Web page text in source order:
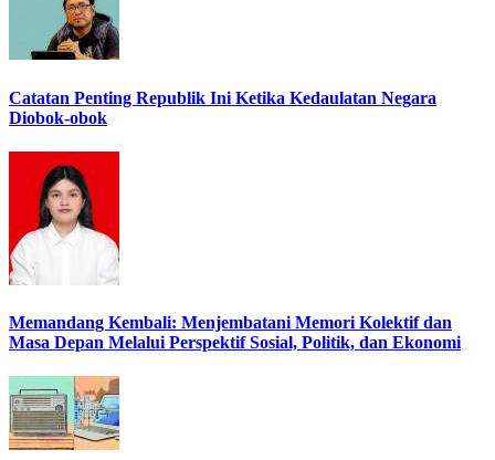
Catatan Penting Republik Ini Ketika Kedaulatan Negara
Diobok-obok
Memandang Kembali: Menjembatani Memori Kolektif dan
Masa Depan Melalui Perspektif Sosial, Politik, dan Ekonomi